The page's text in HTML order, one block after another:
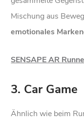
Mischung aus
emotionales
SENSAPE AR
3. Car Game
Ähnlich wie beim